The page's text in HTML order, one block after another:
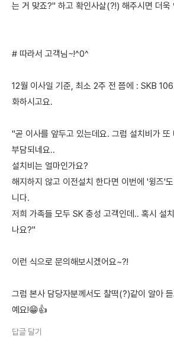
는 거 맞죠?" 하고 확인사살(?!) 해주시면 더욱
# 따라서 고객님~!^0^
12월 이사일 기준, 최소 2주 전 쯤에 : SKB
화하시고요.
"곧 이사를 앞두고 있는데요. 그럼 설치비가 또
부담되네요..
설치비는 얼마인가요?
해지하지 않고 이전설치 한다면 이번에 '윙즈'
니다.
저희 가족들 모두 SK 충성 고객인데.. 혹시 설
나요?"
이런 식으로 문의해보시겠어요~?!
그럼 본사 담당자분께서도 찰떡(?)같이 알아
예요!😁👍
답글 달기